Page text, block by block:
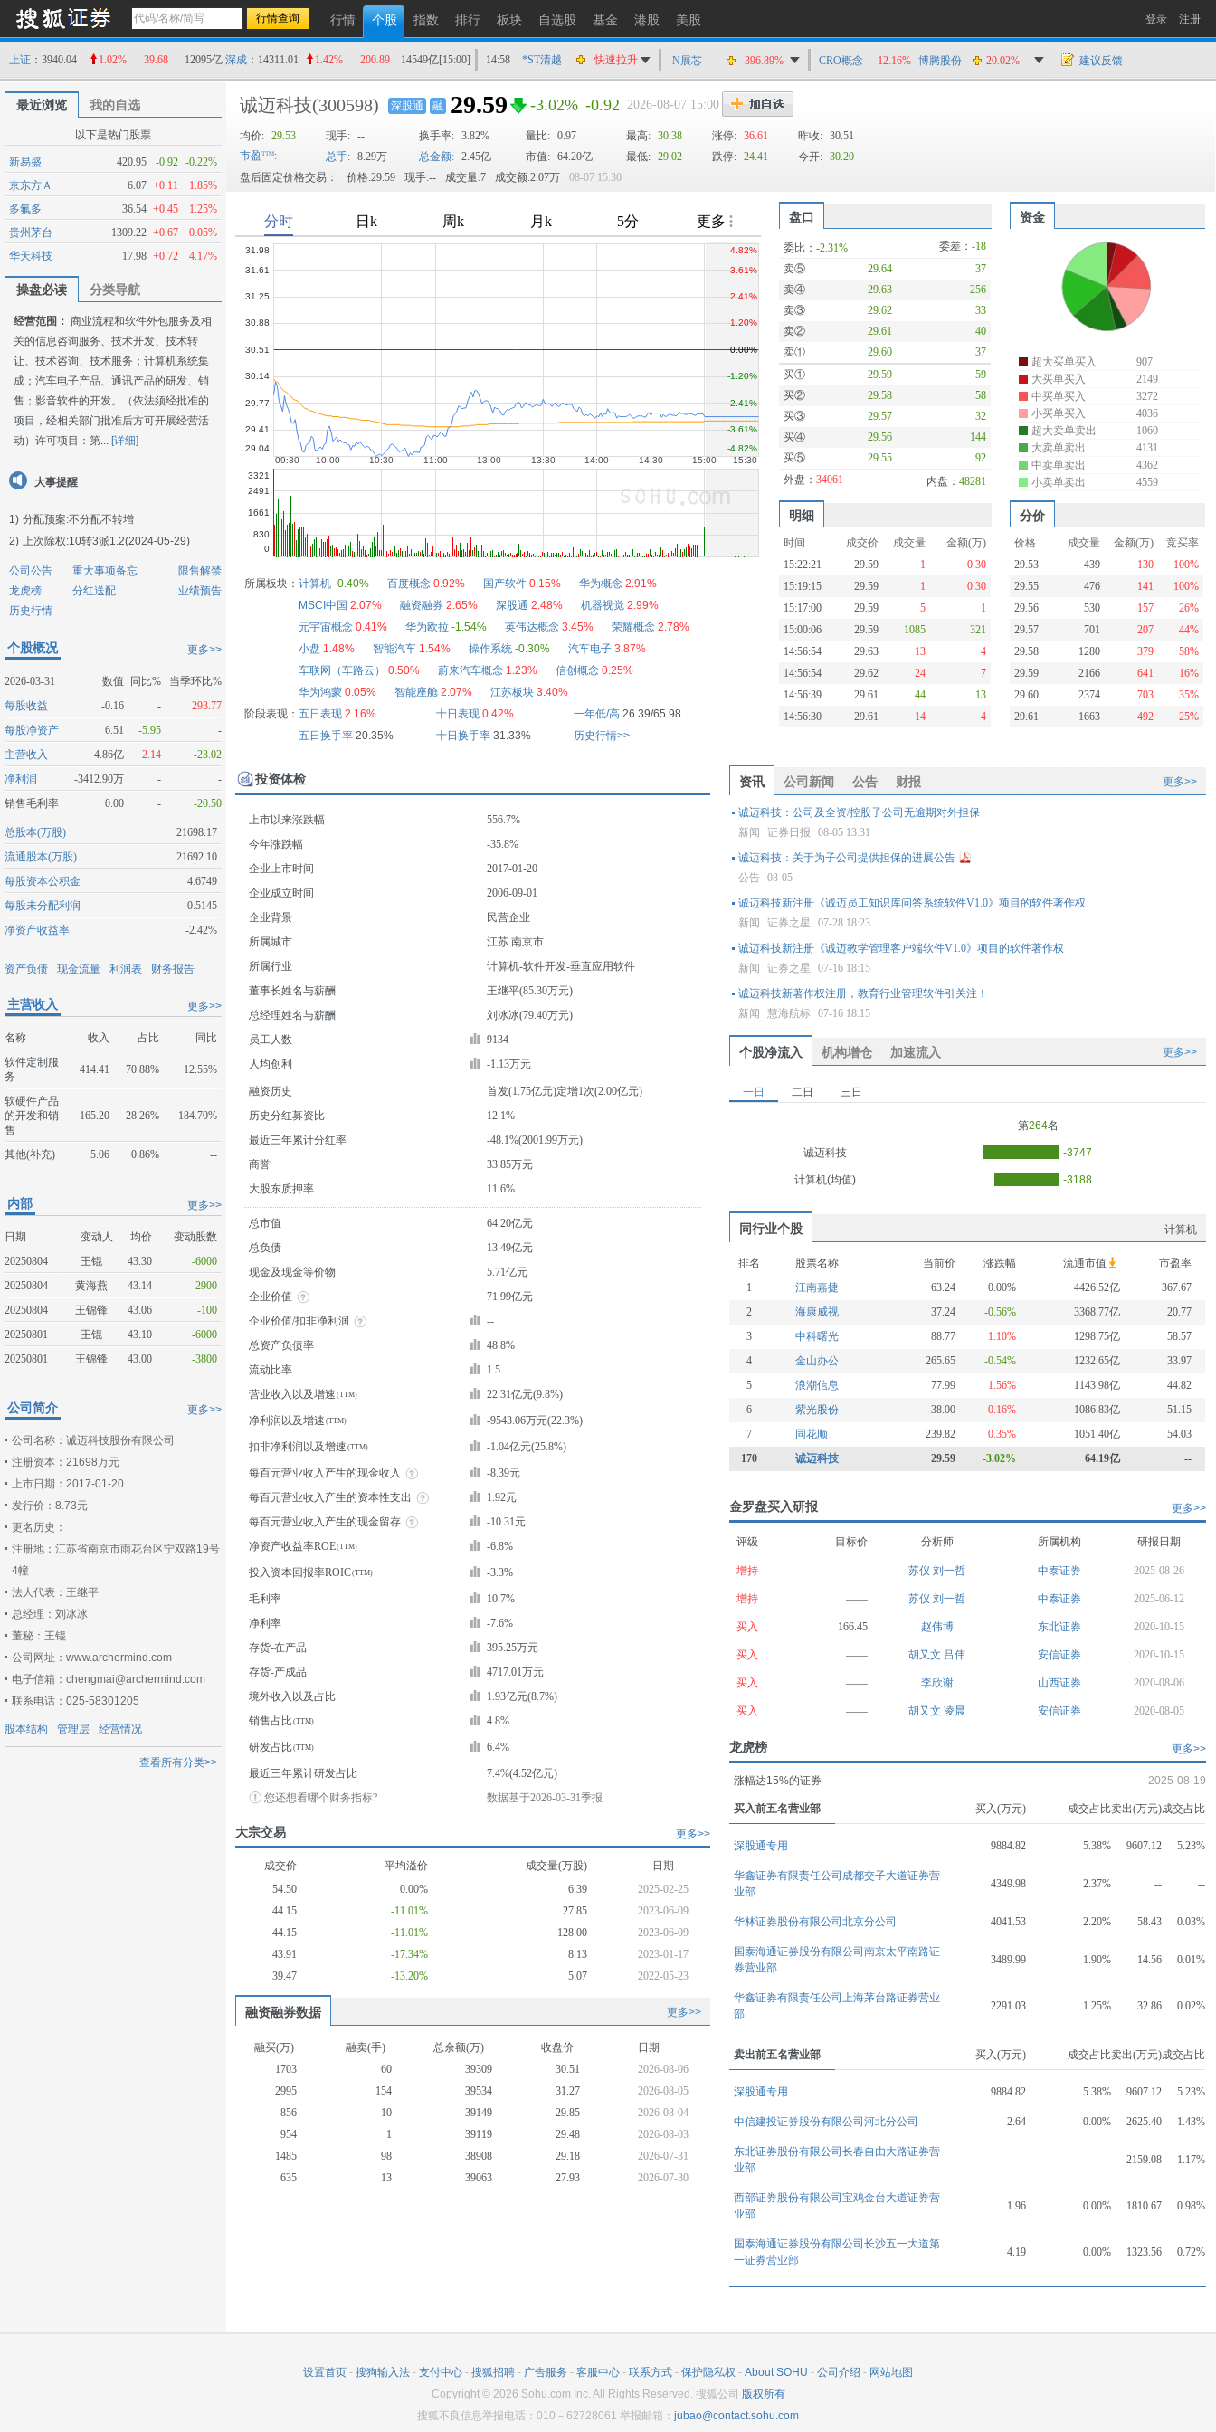
行情 个股 指数 排行 板块 自选股 基金 港股 美股 登录 注册
上证 ：3940.04 1.02% 39.68 12095亿 深成 ：14311.01 1.42% 200.89 14549亿[15:00] 14:58 *ST清越
快速拉升
14:56
上工Ｂ股
快速拉升
14:56
爱丽家居
快速拉升
14:56
金凯生科
14:56
南亚新材
猛烈打压
14:55
成都先导
盛达资源
14:55
盛达资源
快速拉升
N展芯 396.89% CRO概念 12.16% 博腾股份 20.02% 建议反馈
最近浏览 我的自选
以下是热门股票
新易盛 420.95 -0.92 -0.22%
京东方Ａ
6.07 +0.11
1.85%
多氟多
36.54 +0.45
1.25%
贵州茅台
1309.22 +0.67
0.05%
华天科技
17.98 +0.72 4.17%
操盘必读 分类导航
经营范围： 商业流程和软件外包服务及相
关的信息咨询服务、技术开发、技术转
让、技术咨询、技术服务；计算机系统集
成；汽车电子产品、通讯产品的研发、销
售；影音软件的开发。（依法须经批准的
项目，经相关部门批准后方可开展经营活
动）许可项目：第... [详细]
大事提醒
1) 分配预案:不分配不转增
2) 上次除权:10转3派1.2(2024-05-29)
公司公告 重大事项备忘
限售解禁
龙虎榜
分红送配
业绩预告
历史行情
更多>>
个股概况
2026-03-31 数值 同比%
当季环比%
每股收益
-0.16 -
293.77
每股净资产
6.51 -5.95
-
主营收入
4.86亿 2.14
-23.02
净利润
-3412.90万 -
-
销售毛利率
0.00 - -20.50
总股本(万股)
21698.17
流通股本(万股)
21692.10
每股资本公积金
4.6749
每股未分配利润
0.5145
净资产收益率
-2.42%
资产负债 现金流量 利润表 财务报告
更多>>
主营收入
名称 收入 占比
同比
软件定制服
务
414.41 70.88% 12.55%
软硬件产品
的开发和销
售
165.20 28.26% 184.70%
其他(补充) 5.06 0.86% --
更多>>
内部
日期 变动人 均价
变动股数
20250804
王锟 43.30
-6000
20250804
黄海燕 43.14
-2900
20250804
王锦锋 43.06
-100
20250801
王锟 43.10
-6000
20250801
王锦锋 43.00 -3800
更多>>
公司简介
公司名称：诚迈科技股份有限公司
注册资本：21698万元
上市日期：2017-01-20
发行价：8.73元
更名历史：
注册地：江苏省南京市雨花台区宁双路19号
4幢
法人代表：王继平
总经理：刘冰冰
董秘：王锟
公司网址：www.archermind.com
电子信箱：chengmai@archermind.com
联系电话：025-58301205
股本结构 管理层 经营情况
查看所有分类>>
诚迈科技(300598) 深股通 融 29.59 -3.02% -0.92 2026-08-07 15:00
均价: 29.53 现手: -- 换手率: 3.82% 量比: 0.97 最高: 30.38 涨停: 36.61 昨收: 30.51
市盈
: -- 总手: 8.29万 总金额: 2.45亿 市值: 64.20亿 最低: 29.02 跌停: 24.41 今开: 30.20
盘后固定价格交易：
价格:29.59 现手:-- 成交量:7 成交额:2.07万 08-07 15:30
所属板块： 计算机 -0.40% 百度概念 0.92% 国产软件 0.15% 华为概念 2.91%
MSCI中国 2.07% 融资融券 2.65% 深股通 2.48% 机器视觉 2.99%
元宇宙概念 0.41% 华为欧拉 -1.54% 英伟达概念 3.45% 荣耀概念 2.78%
小盘 1.48% 智能汽车 1.54% 操作系统 -0.30% 汽车电子 3.87%
车联网（车路云）
0.50% 蔚来汽车概念 1.23% 信创概念 0.25%
华为鸿蒙 0.05% 智能座舱 2.07% 江苏板块 3.40%
阶段表现： 五日表现 2.16% 十日表现 0.42% 一年低/高 26.39/65.98
五日换手率20.35% 十日换手率31.33% 历史行情>>
盘口 资金
委比：-2.31% 委差：-18
卖⑤
29.64
37
卖④
29.63
256
卖③
29.62
33
卖②
29.61
40
卖①
29.60
37
买①
29.59
59
买②
29.58
58
买③
29.57
32
买④
29.56
144
买⑤
29.55
92
外盘：34061 内盘：48281
超大买单买入
907
大买单买入
2149
中买单买入
3272
小买单买入
4036
超大卖单卖出
1060
大卖单卖出
4131
中卖单卖出
4362
小卖单卖出
4559
明细 分价
时间 成交价 成交量
金额(万)
15:22:21
29.59 1
0.30
15:19:15
29.59 1
0.30
15:17:00
29.59 5
1
15:00:06
29.59 1085
321
14:56:54
29.63 13
4
14:56:54
29.62 24
7
14:56:39
29.61 44
13
14:56:30
29.61 14 4
价格 成交量 金额(万)
竞买率
29.53
439 130
100%
29.55
476 141
100%
29.56
530 157
26%
29.57
701 207
44%
29.58
1280 379
58%
29.59
2166 641
16%
29.60
2374 703
35%
29.61
1663 492 25%
投资体检
上市以来涨跌幅
556.7%
今年涨跌幅
-35.8%
企业上市时间
2017-01-20
企业成立时间
2006-09-01
企业背景
民营企业
所属城市
江苏 南京市
所属行业
计算机-软件开发-垂直应用软件
董事长姓名与薪酬
王继平(85.30万元)
总经理姓名与薪酬
刘冰冰(79.40万元)
员工人数
9134
人均创利
-1.13万元
融资历史
首发(1.75亿元)定增1次(2.00亿元)
历史分红募资比
12.1%
最近三年累计分红率
-48.1%(2001.99万元)
商誉
33.85万元
大股东质押率
11.6%
总市值
64.20亿元
总负债
13.49亿元
现金及现金等价物
5.71亿元
企业价值
71.99亿元
企业价值/扣非净利润
--
总资产负债率
48.8%
流动比率
1.5
营业收入以及增速
22.31亿元(9.8%)
净利润以及增速 -9543.06万元(22.3%)
扣非净利润以及增速 -1.04亿元(25.8%)
每百元营业收入产生的现金收入
-8.39元
每百元营业收入产生的资本性支出
1.92元
每百元营业收入产生的现金留存
-10.31元
净资产收益率ROE
(TTM)
-6.8%
投入资本回报率ROIC
(TTM)
-3.3%
毛利率
10.7%
净利率
-7.6%
存货-在产品
395.25万元
存货-产成品
4717.01万元
境外收入以及占比
1.93亿元(8.7%)
销售占比
4.8%
研发占比 6.4%
最近三年累计研发占比
7.4%(4.52亿元)
您还想看哪个财务指标?
数据基于2026-03-31季报
更多>>
大宗交易
成交价 平均溢价 成交量(万股)
日期
54.50
0.00% 6.39
2025-02-25
44.15
-11.01% 27.85
2023-06-09
44.15
-11.01% 128.00
2023-06-09
43.91
-17.34% 8.13
2023-01-17
39.47
-13.20% 5.07 2022-05-23
融资融券数据 更多>>
融买(万) 融卖(手) 总余额(万) 收盘价
日期
1703
60 39309 30.51
2026-08-06
2995
154 39534 31.27
2026-08-05
856
10 39149 29.85
2026-08-04
954
1 39119 29.48
2026-08-03
1485
98 38908 29.18
2026-07-31
635
13 39063 27.93
2026-07-30
资讯 公司新闻 公告 财报 更多>>
诚迈科技：公司及全资/控股子公司无逾期对外担保
新闻
证券日报
08-05 13:31
诚迈科技：关于为子公司提供担保的进展公告
公告
08-05
诚迈科技新注册《诚迈员工知识库问答系统软件V1.0》项目的软件著作权
新闻
证券之星
07-28 18:23
诚迈科技新注册《诚迈教学管理客户端软件V1.0》项目的软件著作权
新闻
证券之星
07-16 18:15
诚迈科技新著作权注册，教育行业管理软件引关注！
新闻
慧海航标 07-16 18:15
个股净流入 机构增仓 加速流入 更多>>
一日 二日 三日
第264名
诚迈科技 -3747
计算机(均值) -3188
同行业个股 计算机
排名 股票名称 当前价 涨跌幅 流通市值
市盈率
1
江南嘉捷 63.24 0.00% 4426.52亿
367.67
2
海康威视 37.24 -0.56% 3368.77亿
20.77
3
中科曙光 88.77 1.10% 1298.75亿
58.57
4
金山办公 265.65 -0.54% 1232.65亿
33.97
5
浪潮信息 77.99 1.56% 1143.98亿
44.82
6
紫光股份 38.00 0.16% 1086.83亿
51.15
7
同花顺 239.82 0.35% 1051.40亿
54.03
170
诚迈科技 29.59 -3.02% 64.19亿 --
更多>>
金罗盘买入研报
评级 目标价 分析师 所属机构 研报日期
增持 —— 苏仪刘一哲 中泰证券 2025-08-26
增持 —— 苏仪刘一哲 中泰证券 2025-06-12
买入 166.45 赵伟博 东北证券 2020-10-15
买入 —— 胡又文 吕伟 安信证券 2020-10-15
买入 —— 李欣谢 山西证券 2020-08-06
买入 —— 胡又文凌晨 安信证券 2020-08-05
更多>>
龙虎榜
涨幅达15%的证券 2025-08-19
买入前五名营业部 买入(万元) 成交占比卖出(万元)成交占比
深股通专用 9884.82 5.38% 9607.12 5.23%
华鑫证券有限责任公司成都交子大道证券营
业部
4349.98 2.37% -- --
华林证券股份有限公司北京分公司 4041.53 2.20% 58.43 0.03%
国泰海通证券股份有限公司南京太平南路证
券营业部
3489.99 1.90% 14.56 0.01%
华鑫证券有限责任公司上海茅台路证券营业
部
2291.03 1.25% 32.86 0.02%
卖出前五名营业部 买入(万元) 成交占比卖出(万元)成交占比
深股通专用 9884.82 5.38% 9607.12 5.23%
中信建投证券股份有限公司河北分公司 2.64 0.00% 2625.40 1.43%
东北证券股份有限公司长春自由大路证券营
业部
-- -- 2159.08 1.17%
西部证券股份有限公司宝鸡金台大道证券营
业部
1.96 0.00% 1810.67 0.98%
国泰海通证券股份有限公司长沙五一大道第
一证券营业部
4.19 0.00% 1323.56 0.72%
设置首页 - 搜狗输入法 - 支付中心 - 搜狐招聘 - 广告服务 - 客服中心 - 联系方式 - 保护隐私权 - About SOHU - 公司介绍 - 网站地图
Copyright © 2026 Sohu.com Inc. All Rights Reserved. 搜狐公司 版权所有
搜狐不良信息举报电话：010－62728061 举报邮箱： jubao@contact.sohu.com